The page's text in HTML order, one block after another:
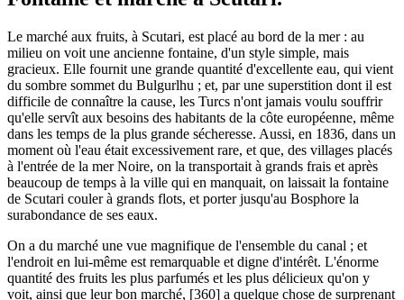
Le marché aux fruits, à Scutari, est placé au bord de la mer : au
milieu on voit une ancienne fontaine, d'un style simple, mais
gracieux. Elle fournit une grande quantité d'excellente eau, qui vient
du sombre sommet du Bulgurlhu ; et, par une superstition dont il est
difficile de connaître la cause, les Turcs n'ont jamais voulu souffrir
qu'elle servît aux besoins des habitants de la côte européenne, même
dans les temps de la plus grande sécheresse. Aussi, en 1836, dans un
moment où l'eau était excessivement rare, et que, des villages placés
à l'entrée de la mer Noire, on la transportait à grands frais et après
beaucoup de temps à la ville qui en manquait, on laissait la fontaine
de Scutari couler à grands flots, et porter jusqu'au Bosphore la
surabondance de ses eaux.
On a du marché une vue magnifique de l'ensemble du canal ; et
l'endroit en lui-même est remarquable et digne d'intérêt. L'énorme
quantité des fruits les plus parfumés et les plus délicieux qu'on y
voit, ainsi que leur bon marché, [360] a quelque chose de surprenant